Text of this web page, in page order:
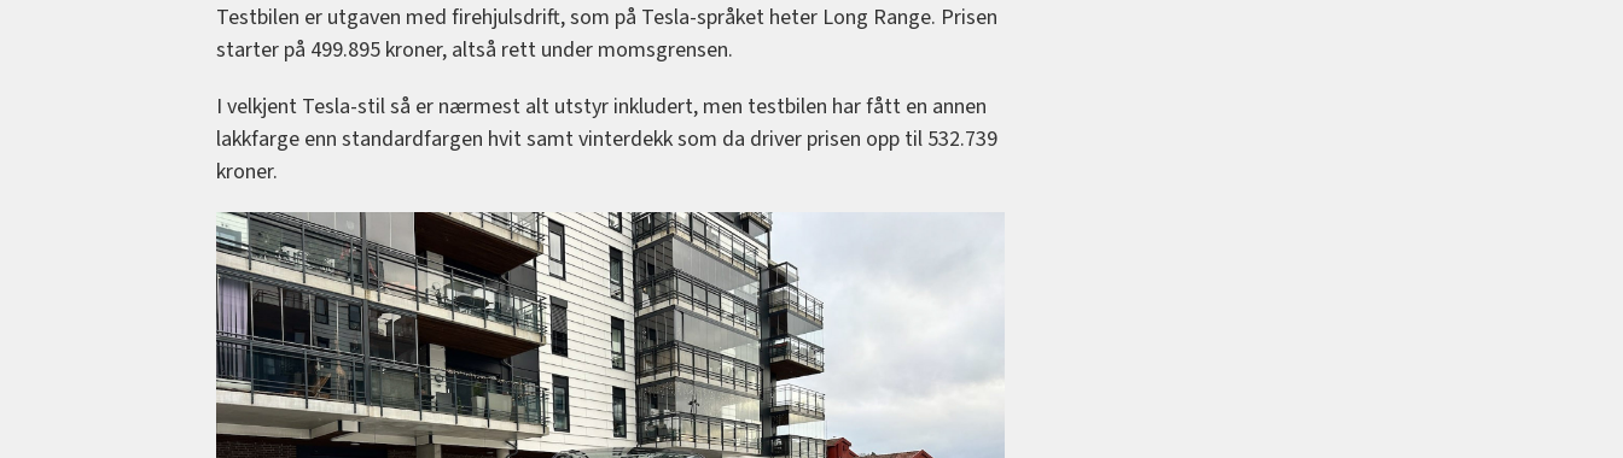
Testbilen er utgaven med firehjulsdrift, som på Tesla-språket heter Long Range. Prisen
starter på 499.895 kroner, altså rett under momsgrensen.
I velkjent Tesla-stil så er nærmest alt utstyr inkludert, men testbilen har fått en annen
lakkfarge enn standardfargen hvit samt vinterdekk som da driver prisen opp til 532.739
kroner.